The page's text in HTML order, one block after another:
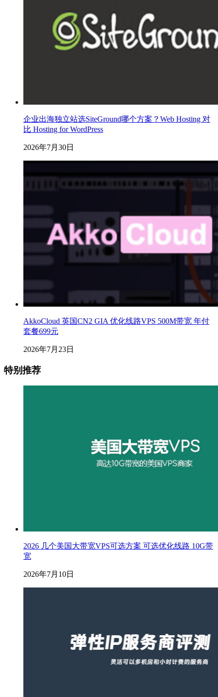
企业出海独立站选SiteGround哪个方案？Web Hosting 对
比 Hosting for WordPress
2026年7月30日
AkkoCloud 英国CN2 GIA 优化线路VPS 500M带宽 年付
套餐699元
2026年7月23日
特别推荐
2026 几个美国大带宽VPS可选方案 可选优化线路 10G带
宽
2026年7月10日